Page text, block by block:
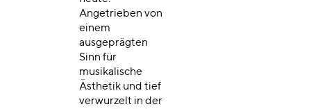
Angetrieben von
einem
ausgeprägten
Sinn für
musikalische
Ästhetik und tief
verwurzelt in der